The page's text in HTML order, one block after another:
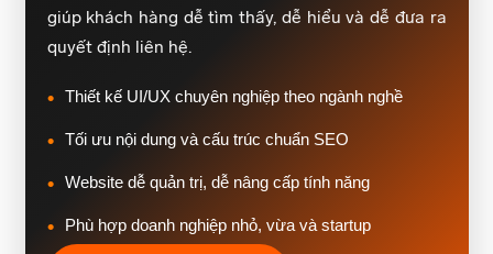
giúp khách hàng dễ tìm thấy, dễ hiểu và dễ đưa ra
quyết định liên hệ.
Thiết kế UI/UX chuyên nghiệp theo ngành nghề
Tối ưu nội dung và cấu trúc chuẩn SEO
Website dễ quản trị, dễ nâng cấp tính năng
Phù hợp doanh nghiệp nhỏ, vừa và startup